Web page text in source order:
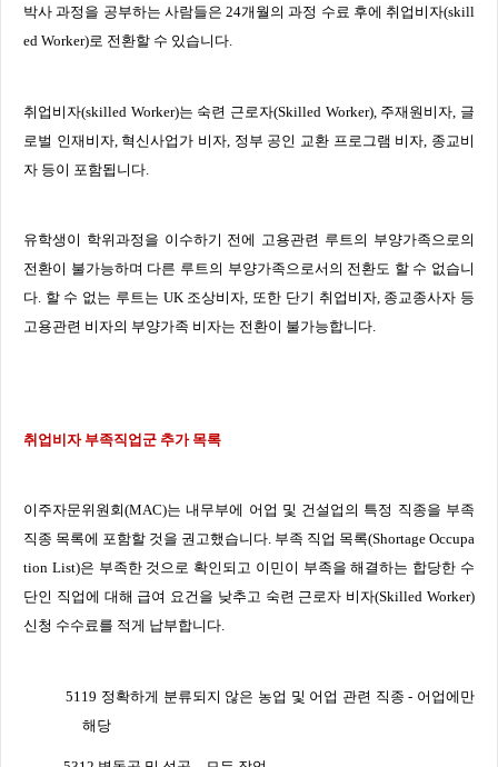
박사 과정을 공부하는 사람들은 24개월의 과정 수료 후에 취업비자(skill
ed Worker)로 전환할 수 있습니다
취업비자(skilled Worker)는 숙련 근로자(Skilled Worker), 주재원비자 글
로벌 인재비자, 혁신사업가 비자 정부 공인 교환 프로그램 비자 종교비
자 등이 포함됩니다
유학생이 학위과정을 이수하기 전에 고용관련 루트의 부양가족으로의
전환이 불가능하며 다른 루트의 부양가족으로서의 전환도 할 수 없습니
다. 할 수 없는 루트는 UK 조상비자, 또한 단기 취업비자, 종교종사자 등
고용관련 비자의 부양가족 비자는 전환이 불가능합니다.
취업비자 부족직업군 추가 목록
이주자문위원회(MAC)는 내무부에 어업 및 건설업의 특정 직종을 부족
직종 목록에 포함할 것을 권고했습니다. 부족 직업 목록(Shortage Occupa
tion List)은 부족한 것으로 확인되고 이민이 부족을 해결하는 합당한 수
단인 직업에 대해 급여 요건을 낮추고 숙련 근로자 비자(Skilled Worker)
신청 수수료를 적게 납부합니다.
5119 정확하게 분류되지 않은 농업 및 어업 관련 직종 - 어업에만
해당